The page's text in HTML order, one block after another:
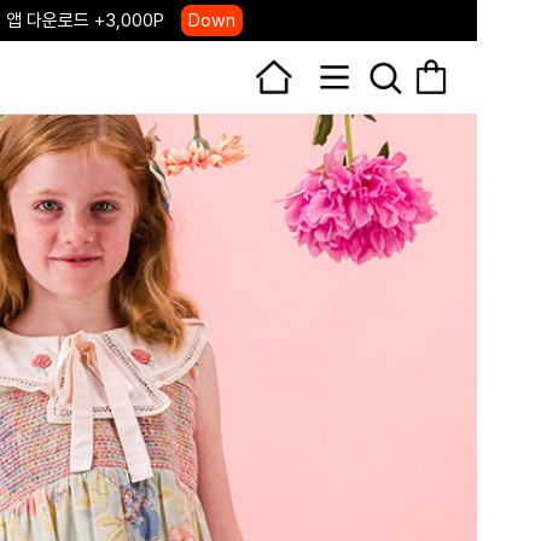
앱 다운로드 +3,000P Down
Click